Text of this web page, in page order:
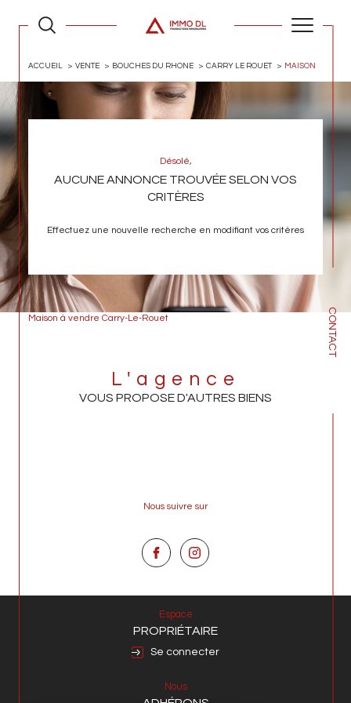
CONTACT
ACCUEIL VENTE BOUCHES DU RHONE CARRY LE ROUET MAISON
Désolé,
AUCUNE ANNONCE TROUVÉE SELON VOS
CRITÈRES
Effectuez une nouvelle recherche en modifiant vos critères
Maison à vendre Carry-Le-Rouet
L'agence
VOUS PROPOSE D'AUTRES BIENS
Nous suivre sur
Espace
PROPRIÉTAIRE
Se connecter
Nous